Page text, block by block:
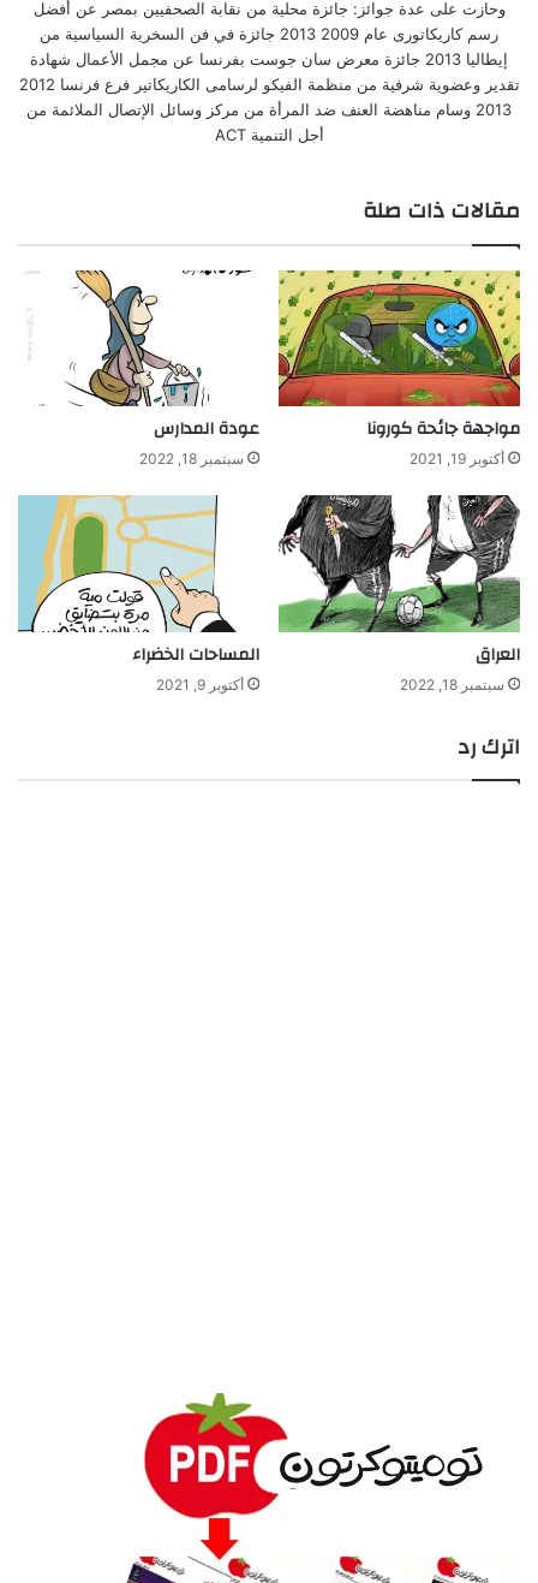
وحازت على عدة جوائز: جائزة محلية من نقابة الصحفيين بمصر عن أفضل
رسم كاريكاتورى عام 2009 2013 جائزة في فن السخرية السياسية من
إيطاليا 2013 جائزة معرض سان جوست بفرنسا عن مجمل الأعمال شهادة
تقدير وعضوية شرفية من منظمة الفيكو لرسامى الكاريكاتير فرع فرنسا 2012
2013 وسام مناهضة العنف ضد المرأة من مركز وسائل الإتصال الملائمة من
أجل التنمية ACT
مقالات ذات صلة
مواجهة جائحة كورونا
أكتوبر 19, 2021
عودة المدارس
سبتمبر 18, 2022
العراق
سبتمبر 18, 2022
المساحات الخضراء
أكتوبر 9, 2021
اترك رد